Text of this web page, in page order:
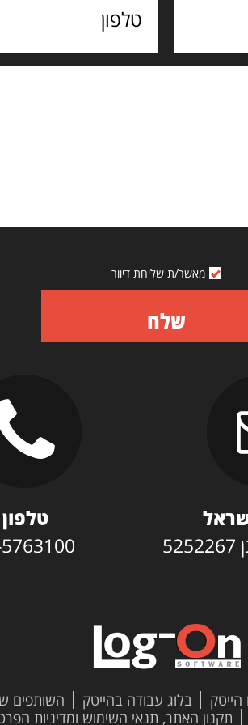
מאשר/ת שליחת דיוור
שלח
טלפון
הייטק בלוג עבודה בהייטק השותפים
תקנון האתר, תנאי השימוש ומדיניות